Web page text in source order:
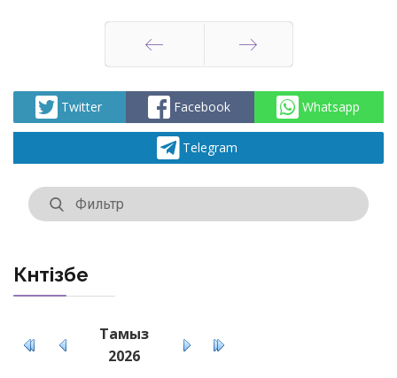
Артқа Алға
Twitter Facebook Whatsapp
Telegram
Күнтізбе
Тамыз
2026